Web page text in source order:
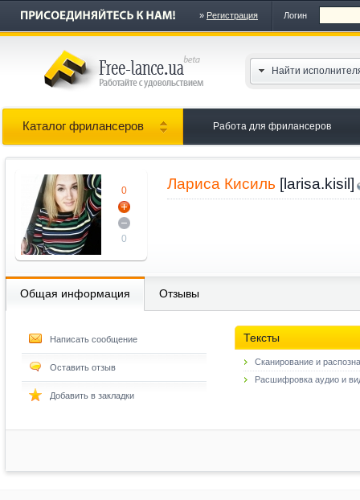
» Регистрация Логин
Найти
Каталог фрилансеров Работа для фрилансеров
0
0
Лариса Кисиль [larisa.kisil]
Общая информация Отзывы
Написать сообщение
Оставить отзыв
Добавить в закладки
Тексты
Сканирование и
Расшифровка аудио и